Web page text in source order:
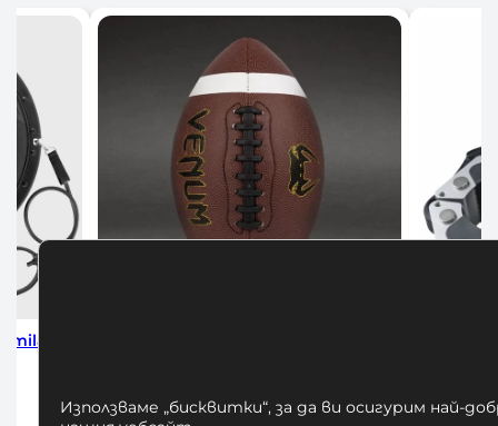
Използваме „бисквитки“, за да ви осигурим най-